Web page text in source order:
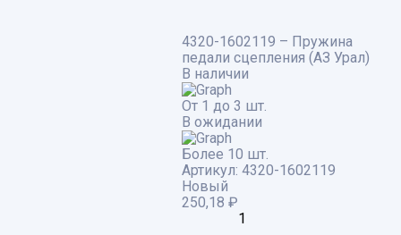
4320-1602119 – Пружина
педали сцепления (АЗ Урал)
В наличии
От 1 до 3 шт.
В ожидании
Более 10 шт.
Артикул: 4320-1602119
Новый
250,18 ₽